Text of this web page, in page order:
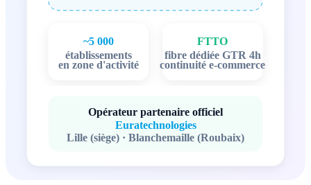
~5 000
établissements
en zone d'activité
FTTO
fibre dédiée GTR 4h
continuité e-commerce
Opérateur partenaire officiel
Euratechnologies
Lille (siège) · Blanchemaille (Roubaix)